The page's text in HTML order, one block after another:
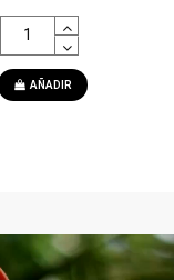
AÑADIR